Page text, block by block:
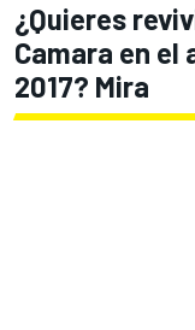
​¿Quieres
Camara en el
2017? Mira